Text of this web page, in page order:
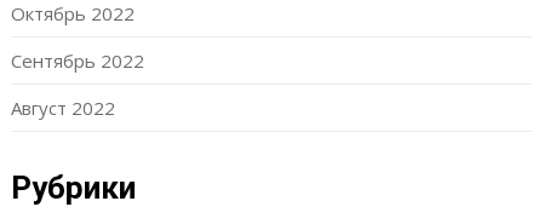
Октябрь 2022
Сентябрь 2022
Август 2022
Рубрики